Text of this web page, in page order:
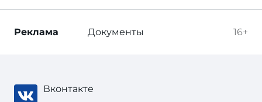
16+
Реклама Документы
Вконтакте